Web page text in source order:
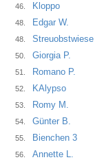
46.
Kloppo
48.
Edgar W.
48.
Streuobstwiese
50.
Giorgia P.
51.
Romano P.
52.
KAlypso
53.
Romy M.
54.
Günter B.
55.
Bienchen 3
56.
Annette L.